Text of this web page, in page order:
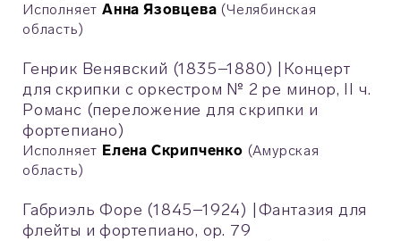
Исполняет Анна Язовцева (Челябинская
область)
Генрик Венявский (1835–1880)
Концерт
для скрипки с оркестром № 2 ре минор, II ч.
Романс (переложение для скрипки и
фортепиано)
Исполняет Елена Скрипченко (Амурская
область)
Габриэль Форе (1845–1924)
Фантазия для
флейты и фортепиано, op. 79